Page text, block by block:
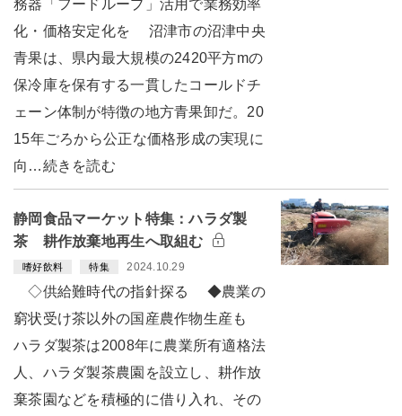
務器「フードループ」活用で業務効率
化・価格安定化を 沼津市の沼津中央
青果は、県内最大規模の2420平方mの
保冷庫を保有する一貫したコールドチ
ェーン体制が特徴の地方青果卸だ。20
15年ごろから公正な価格形成の実現に
向…続きを読む
静岡食品マーケット特集：ハラダ製
茶 耕作放棄地再生へ取組む
嗜好飲料 特集 2024.10.29
◇供給難時代の指針探る ◆農業の
窮状受け茶以外の国産農作物生産も
ハラダ製茶は2008年に農業所有適格法
人、ハラダ製茶農園を設立し、耕作放
棄茶園などを積極的に借り入れ、その